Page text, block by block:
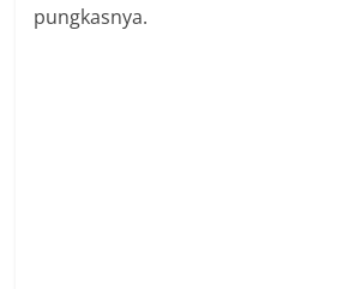
pungkasnya.